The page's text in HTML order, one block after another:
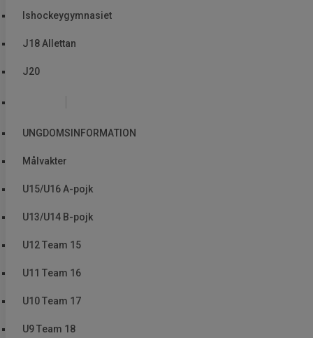
Ishockeygymnasiet
J18 Allettan
J20
UNGDOMSINFORMATION
Målvakter
U15/U16 A-pojk
U13/U14 B-pojk
U12 Team 15
U11 Team 16
U10 Team 17
U9 Team 18